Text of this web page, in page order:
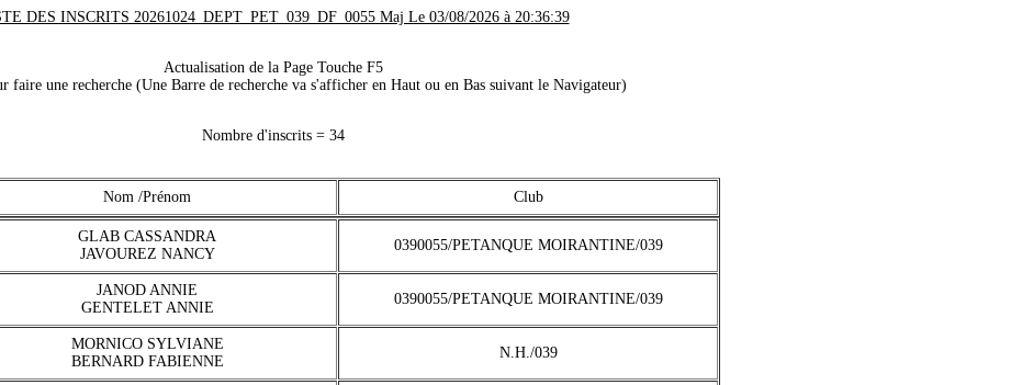
DES INSCRITS 20261024_DEPT_PET_039_DF_0055 Maj Le 03/08/2026 à 20:36:39
Actualisation de la Page Touche F5
faire une recherche (Une Barre de recherche va s'afficher en Haut ou en Bas suivant le Navigateur)
Nombre d'inscrits = 34
Nom /Prénom Club
GLAB CASSANDRA
JAVOUREZ NANCY
0390055/PETANQUE MOIRANTINE/039
JANOD ANNIE
GENTELET ANNIE
0390055/PETANQUE MOIRANTINE/039
MORNICO SYLVIANE
BERNARD FABIENNE
N.H./039